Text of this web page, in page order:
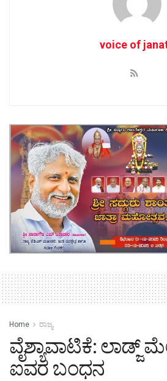
voice of
Home ರಾಜ್ಯ
ವೈಶ್ಯಾವಾಟಿಕೆ: ಲಾಡ್ಜ್
ಐವರ ಬಂಧನ